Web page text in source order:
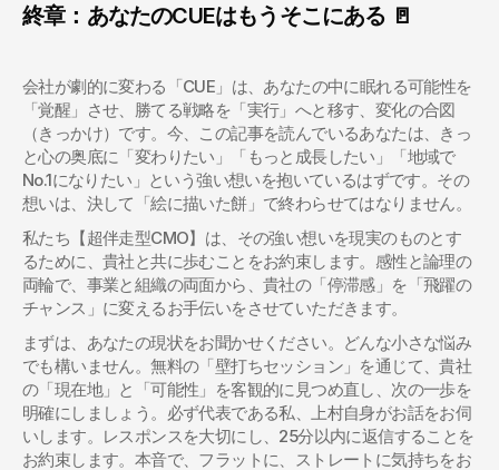
終章：あなたのCUEはもうそこにある 🚪
会社が劇的に変わる「CUE」は、あなたの中に眠れる可能性を
「覚醒」させ、勝てる戦略を「実行」へと移す、変化の合図
（きっかけ）です。今、この記事を読んでいるあなたは、きっ
と心の奥底に「変わりたい」「もっと成長したい」「地域で
No.1になりたい」という強い想いを抱いているはずです。その
想いは、決して「絵に描いた餅」で終わらせてはなりません。
私たち【超伴走型CMO】は、その強い想いを現実のものとす
るために、貴社と共に歩むことをお約束します。感性と論理の
両輪で、事業と組織の両面から、貴社の「停滞感」を「飛躍の
チャンス」に変えるお手伝いをさせていただきます。
まずは、あなたの現状をお聞かせください。どんな小さな悩み
でも構いません。無料の「壁打ちセッション」を通じて、貴社
の「現在地」と「可能性」を客観的に見つめ直し、次の一歩を
明確にしましょう。必ず代表である私、上村自身がお話をお伺
いします。レスポンスを大切にし、25分以内に返信することを
お約束します。本音で、フラットに、ストレートに気持ちをお